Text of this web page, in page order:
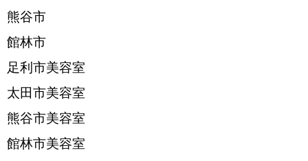
熊谷市
館林市
足利市美容室
太田市美容室
熊谷市美容室
館林市美容室